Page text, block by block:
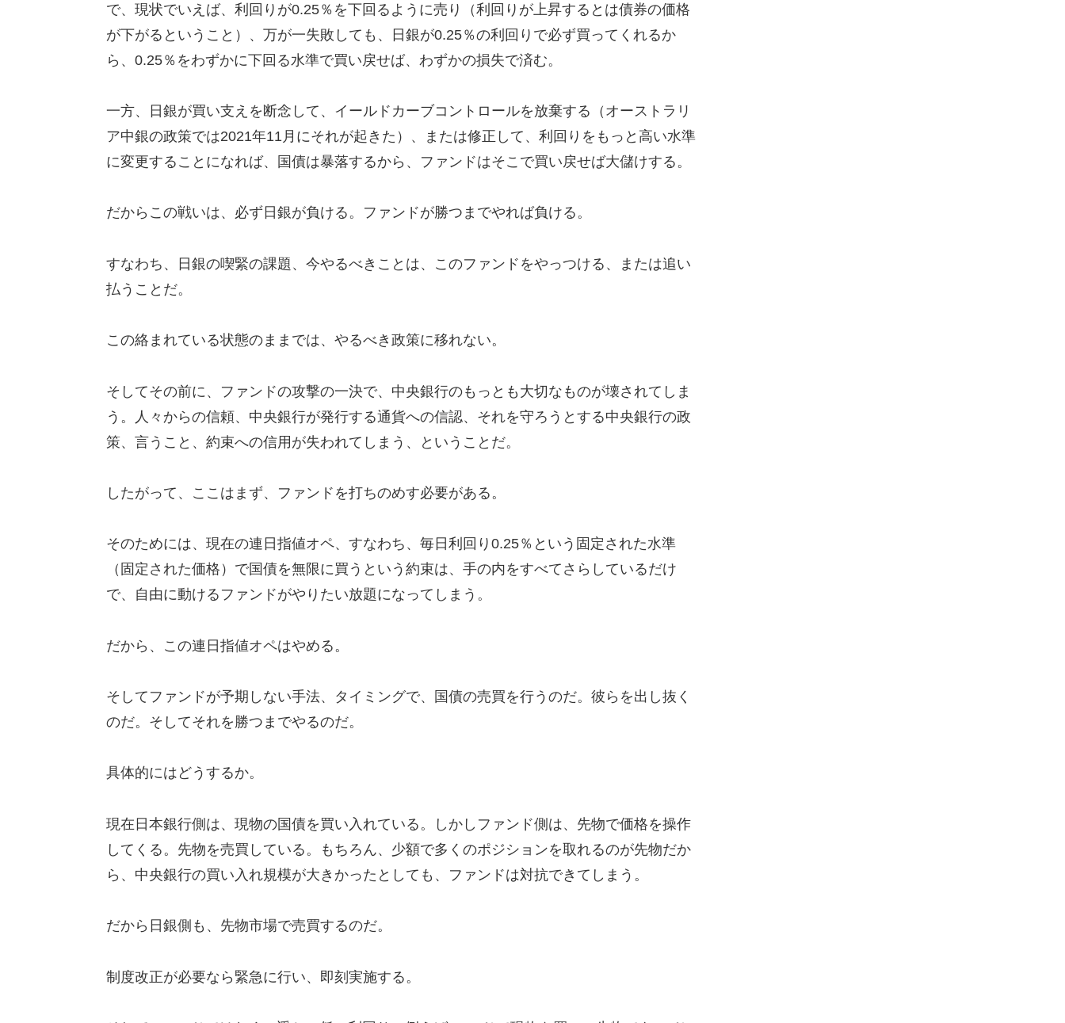
で、現状でいえば、利回りが0.25％を下回るように売り（利回りが上昇するとは債券の価格
が下がるということ）、万が一失敗しても、日銀が0.25％の利回りで必ず買ってくれるか
ら、0.25％をわずかに下回る水準で買い戻せば、わずかの損失で済む。
一方、日銀が買い支えを断念して、イールドカーブコントロールを放棄する（オーストラリ
ア中銀の政策では2021年11月にそれが起きた）、または修正して、利回りをもっと高い水準
に変更することになれば、国債は暴落するから、ファンドはそこで買い戻せば大儲けする。
だからこの戦いは、必ず日銀が負ける。ファンドが勝つまでやれば負ける。
すなわち、日銀の喫緊の課題、今やるべきことは、このファンドをやっつける、または追い
払うことだ。
この絡まれている状態のままでは、やるべき政策に移れない。
そしてその前に、ファンドの攻撃の一決で、中央銀行のもっとも大切なものが壊されてしま
う。人々からの信頼、中央銀行が発行する通貨への信認、それを守ろうとする中央銀行の政
策、言うこと、約束への信用が失われてしまう、ということだ。
したがって、ここはまず、ファンドを打ちのめす必要がある。
そのためには、現在の連日指値オペ、すなわち、毎日利回り0.25％という固定された水準
（固定された価格）で国債を無限に買うという約束は、手の内をすべてさらしているだけ
で、自由に動けるファンドがやりたい放題になってしまう。
だから、この連日指値オペはやめる。
そしてファンドが予期しない手法、タイミングで、国債の売買を行うのだ。彼らを出し抜く
のだ。そしてそれを勝つまでやるのだ。
具体的にはどうするか。
現在日本銀行側は、現物の国債を買い入れている。しかしファンド側は、先物で価格を操作
してくる。先物を売買している。もちろん、少額で多くのポジションを取れるのが先物だか
ら、中央銀行の買い入れ規模が大きかったとしても、ファンドは対抗できてしまう。
だから日銀側も、先物市場で売買するのだ。
制度改正が必要なら緊急に行い、即刻実施する。